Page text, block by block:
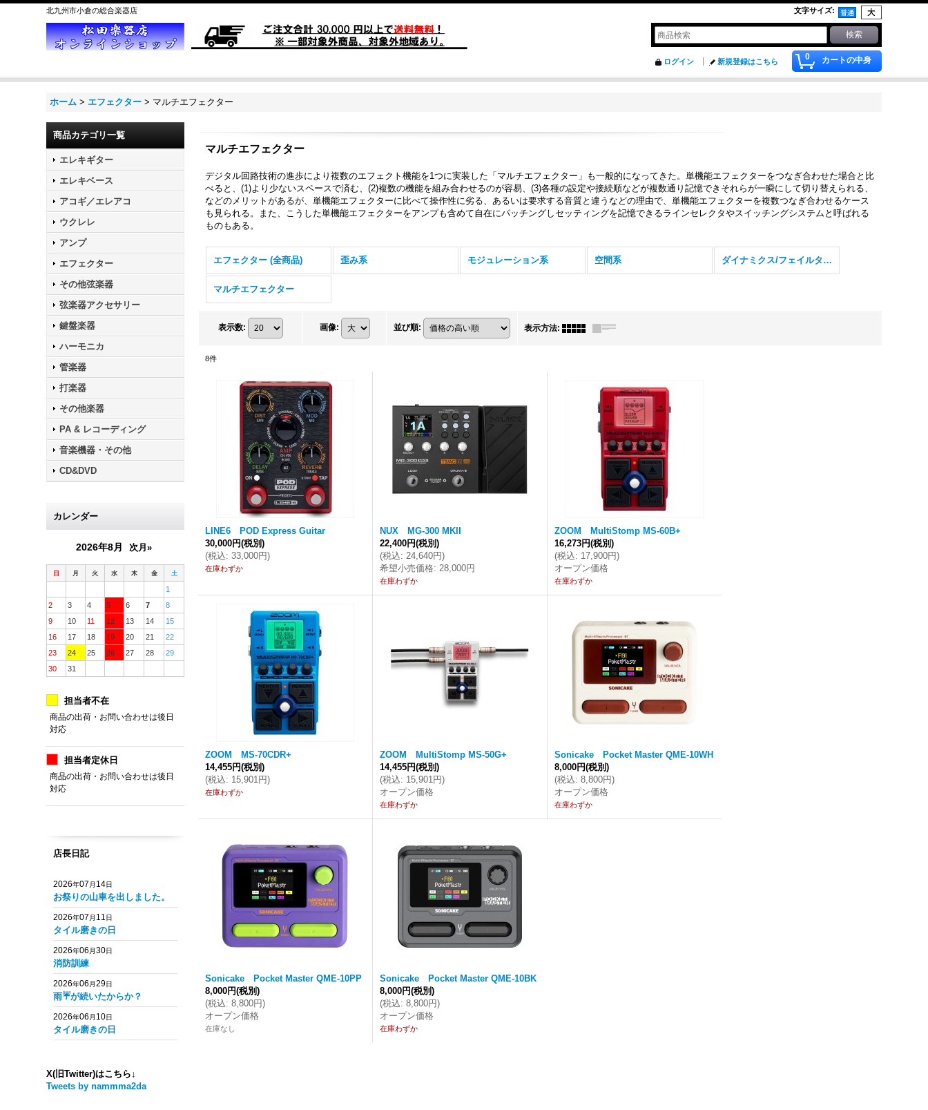
北九州市小倉の総合楽器店 文字サイズ:
0 カートの中身
ログイン 新規登録はこちら
ホーム > エフェクター > マルチエフェクター
商品カテゴリ一覧
エレキギター
エレキベース
アコギ／エレアコ
ウクレレ
アンプ
エフェクター
その他弦楽器
弦楽器アクセサリー
鍵盤楽器
ハーモニカ
管楽器
打楽器
その他楽器
PA & レコーディング
音楽機器・その他
CD&DVD
カレンダー
2026年8月 次月»
日 月 火 水 木 金 土
1
2
3 4 5 6 7
8
9
10 11 12 13 14
15
16
17 18 19 20 21
22
23
24 25 26 27 28
29
30
31
担当者不在
商品の出荷・お問い合わせは後日
対応
担当者定休日
商品の出荷・お問い合わせは後日
対応
店長日記
2026年07 月 14日
お祭りの山車を出しました。
2026年07 月 11日
タイル磨きの日
2026年06 月30日
消防訓練
2026年06 月29日
雨☔️が続いたからか？
2026年06 月 10日
タイル磨きの日
X(旧Twitter)はこちら↓
Tweets by nammma2da
マルチエフェクター
デジタル回路技術の進歩により複数のエフェクト機能を1つに実装した「マルチエフェクター」も一般的になってきた。単機能エフェクターをつなぎ合わせた場合と比
べると、(1)より少ないスペースで済む、(2)複数の機能を組み合わせるのが容易、(3)各種の設定や接続順などが複数通り記憶できそれらが一瞬にして切り替えられる、
などのメリットがあるが、単機能エフェクターに比べて操作性に劣る、あるいは要求する音質と違うなどの理由で、単機能エフェクターを複数つなぎ合わせるケース
も見られる。また、こうした単機能エフェクターをアンプも含めて自在にパッチングしセッティングを記憶できるラインセレクタやスイッチングシステムと呼ばれる
ものもある。
エフェクター (全商品) 歪み系 モジュレーション系 空間系 ダイナミクス/フェイルター系+その他
マルチエフェクター
表示数: 画像: 並び順: 表示方法:
8件
LINE6 POD Express Guitar
30,000円(税別)
(税込: 33,000円)
在庫わずか
NUX MG-300 MKII
22,400円(税別)
(税込: 24,640円)
希望小売価格: 28,000円
在庫わずか
ZOOM MultiStomp MS-60B+
16,273円(税別)
(税込: 17,900円)
オープン価格
在庫わずか
ZOOM MS-70CDR+
14,455円(税別)
(税込: 15,901円)
在庫わずか
ZOOM MultiStomp MS-50G+
14,455円(税別)
(税込: 15,901円)
オープン価格
在庫わずか
Sonicake Pocket Master QME-10WH
8,000円(税別)
(税込: 8,800円)
オープン価格
在庫わずか
Sonicake Pocket Master QME-10PP
8,000円(税別)
(税込: 8,800円)
オープン価格
在庫なし
Sonicake Pocket Master QME-10BK
8,000円(税別)
(税込: 8,800円)
オープン価格
在庫わずか